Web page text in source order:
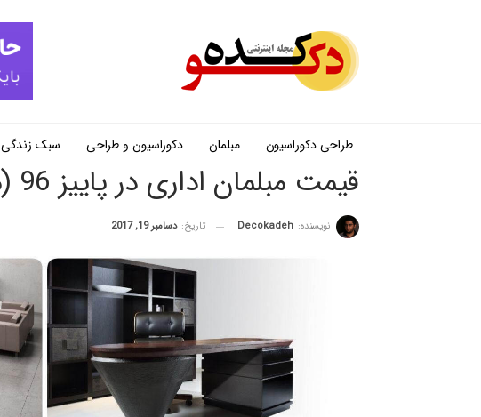
طراحی دکوراسیون مبلمان دکوراسیون و طراحی سبک زندگی
قیمت مبلمان اداری در پاییز 96 (میز اداری)
نویسنده: Decokadeh تاریخ: دسامبر 19, 2017